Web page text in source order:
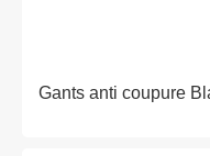
Gants anti coupure